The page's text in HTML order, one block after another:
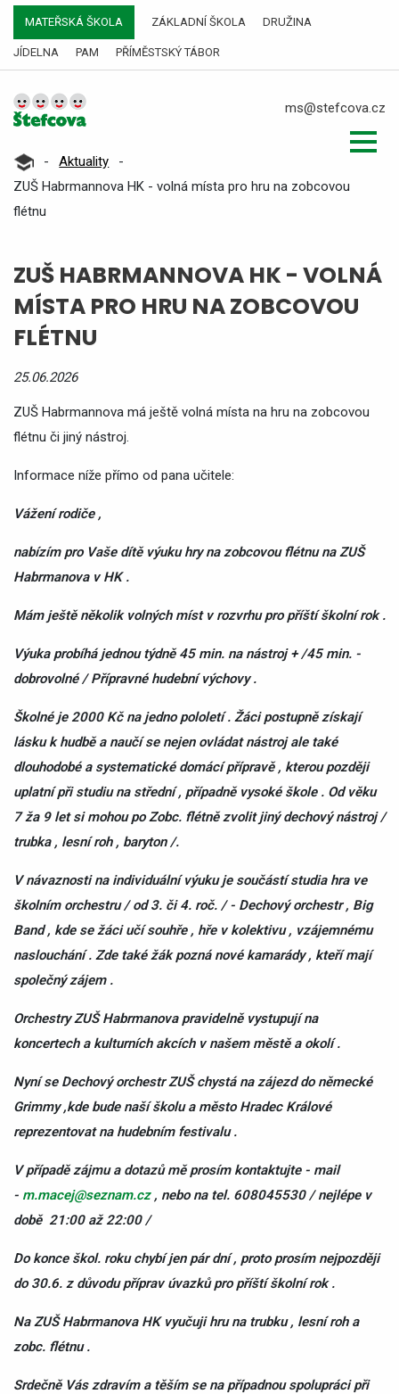
MATEŘSKÁ ŠKOLA ZÁKLADNÍ ŠKOLA DRUŽINA
JÍDELNA PAM PŘÍMĚSTSKÝ TÁBOR
ms@stefcova.cz
- Aktuality
-
ZUŠ Habrmannova HK - volná místa pro hru na zobcovou
flétnu
ZUŠ HABRMANNOVA HK - VOLNÁ
MÍSTA PRO HRU NA ZOBCOVOU
FLÉTNU
25.06.2026
ZUŠ Habrmannova má ještě volná místa na hru na zobcovou
flétnu či jiný nástroj.
Informace níže přímo od pana učitele:
Vážení rodiče ,
nabízím pro Vaše dítě výuku hry na zobcovou flétnu na ZUŠ
Habrmanova v HK .
Mám ještě několik volných míst v rozvrhu pro příští školní rok .
Výuka probíhá jednou týdně 45 min. na nástroj + /45 min. -
dobrovolné / Přípravné hudební výchovy .
Školné je 2000 Kč na jedno pololetí . Žáci postupně získají
lásku k hudbě a naučí se nejen ovládat nástroj ale také
dlouhodobé a systematické domácí přípravě , kterou později
uplatní při studiu na střední , případně vysoké škole . Od věku
7 ža 9 let si mohou po Zobc. flétně zvolit jiný dechový nástroj /
trubka , lesní roh , baryton /.
V návaznosti na individuální výuku je součástí studia hra ve
školním orchestru / od 3. či 4. roč. / - Dechový orchestr , Big
Band , kde se žáci učí souhře , hře v kolektivu , vzájemnému
naslouchání . Zde také žák pozná nové kamarády , kteří mají
společný zájem .
Orchestry ZUŠ Habrmanova pravidelně vystupují na
koncertech a kulturních akcích v našem městě a okolí .
Nyní se Dechový orchestr ZUŠ chystá na zájezd do německé
Grimmy ,kde bude naší školu a město Hradec Králové
reprezentovat na hudebním festivalu .
V případě zájmu a dotazů mě prosím kontaktujte - mail
- m.macej@seznam.cz, nebo na tel. 608045530 / nejlépe v
době 21:00 až 22:00 /
Do konce škol. roku chybí jen pár dní , proto prosím nejpozději
do 30.6. z důvodu příprav úvazků pro příští školní rok .
Na ZUŠ Habrmanova HK vyučuji hru na trubku , lesní roh a
zobc. flétnu .
Srdečně Vás zdravím a těším se na případnou spolupráci při